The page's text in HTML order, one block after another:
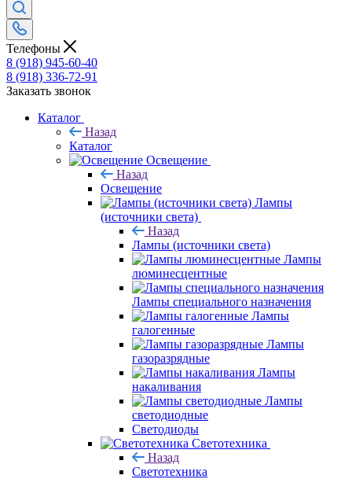
Телефоны
8 (918) 945-60-40
8 (918) 336-72-91
Заказать звонок
Каталог
Назад
Каталог
Освещение
Назад
Освещение
Лампы
(источники света)
Назад
Лампы (источники света)
Лампы
люминесцентные
Лампы специального назначения
Лампы
галогенные
Лампы
газоразрядные
Лампы
накаливания
Лампы
светодиодные
Светодиоды
Светотехника
Назад
Светотехника